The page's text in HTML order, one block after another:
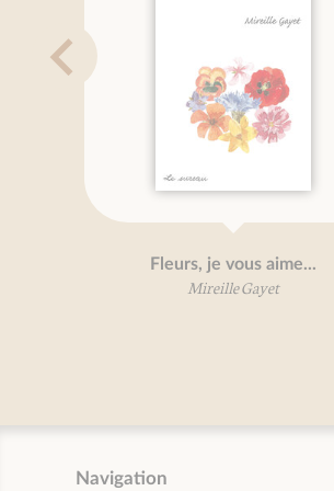
Fleurs, je vous aime...
Mireille Gayet
Navigation